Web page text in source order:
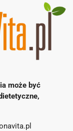
może być